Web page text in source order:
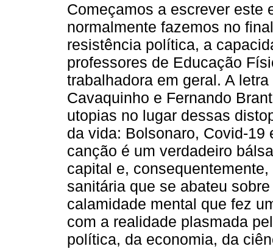
Começamos a escrever este
normalmente fazemos no
resistência política, a
professores de Educação
trabalhadora em geral. A
Cavaquinho e Fernando
utopias no lugar dessas
da vida: Bolsonaro, Covid-19
canção é um verdadeiro
capital e,
sanitária que se abateu
calamidade mental que fez
com a realidade plasmada
política, da economia, da